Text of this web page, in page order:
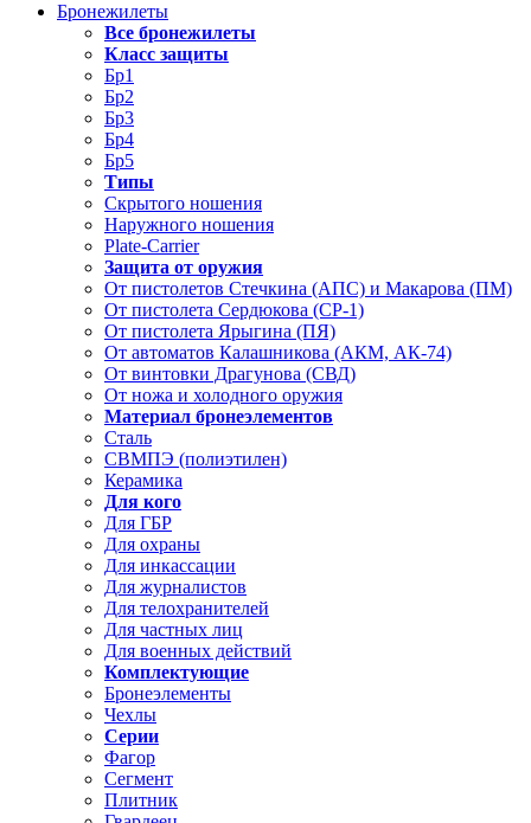
Бронежилеты
Все бронежилеты
Класс защиты
Бр1
Бр2
Бр3
Бр4
Бр5
Типы
Скрытого ношения
Наружного ношения
Plate-Carrier
Защита от оружия
От пистолетов Стечкина (АПС) и Макарова (ПМ)
От пистолета Сердюкова (СР-1)
От пистолета Ярыгина (ПЯ)
От автоматов Калашникова (АКМ, АК-74)
От винтовки Драгунова (СВД)
От ножа и холодного оружия
Материал бронеэлементов
Сталь
СВМПЭ (полиэтилен)
Керамика
Для кого
Для ГБР
Для охраны
Для инкассации
Для журналистов
Для телохранителей
Для частных лиц
Для военных действий
Комплектующие
Бронеэлементы
Чехлы
Серии
Фагор
Сегмент
Плитник